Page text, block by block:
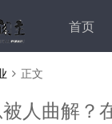
首页
正文
人曲解？